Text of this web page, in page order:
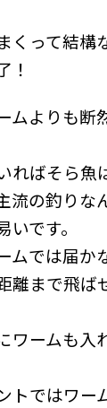
くって結構
！
ムよりも断
ればそら魚
流の釣りな
です。
ムでは届か
離まで飛ば
ワームも入
トではワー